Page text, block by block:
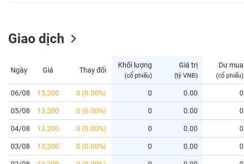
Giao dịch
Ngày Giá Thay đổi
Khối lượng
(cổ phiếu)
Giá trị
(tỷ VNĐ)
Dư mua
(cổ phiếu)
06/08 13,200 0 (0.00%) 0 0.00 0
05/08 13,200 0 (0.00%) 0 0.00 0
04/08 13,200 0 (0.00%) 0 0.00 0
03/08 13,200 0 (0.00%) 0 0.00 0
CÁ
NHÂN
PHÂN
TÍCH
VIETSTOCKFINANCE